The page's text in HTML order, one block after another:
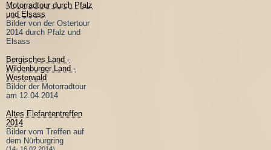
Motorradtour durch Pfalz
und Elsass
Bilder von der Ostertour
2014 durch Pfalz und
Elsass
Bergisches Land -
Wildenburger Land -
Westerwald
Bilder der Motorradtour
am 12.04.2014
Altes Elefantentreffen
2014
Bilder vom Treffen auf
dem Nürburgring